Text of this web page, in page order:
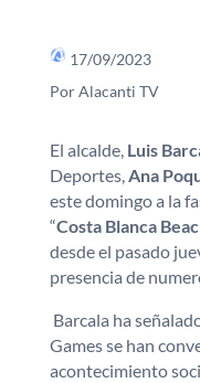
17/09/2023
Por Alacanti TV
El alcalde, Luis
Deportes, Ana
este domingo a la
“Costa Blanca
desde el pasado
presencia de
Barcala ha
Games se han
acontecimiento